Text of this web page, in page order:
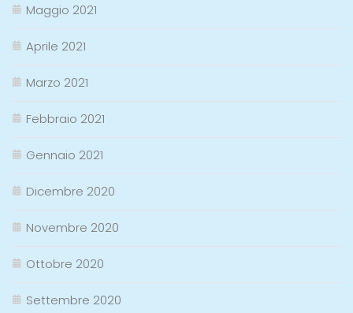
Maggio 2021
Aprile 2021
Marzo 2021
Febbraio 2021
Gennaio 2021
Dicembre 2020
Novembre 2020
Ottobre 2020
Settembre 2020